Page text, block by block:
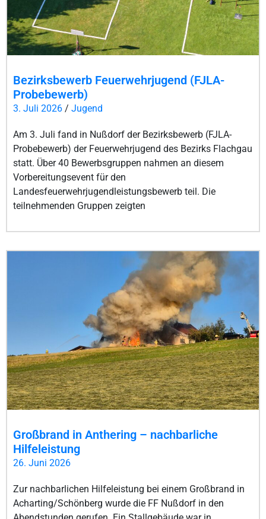
Bezirksbewerb Feuerwehrjugend (FJLA-
Probebewerb)
3. Juli 2026 / Jugend
Am 3. Juli fand in Nußdorf der Bezirksbewerb (FJLA-
Probebewerb) der Feuerwehrjugend des Bezirks Flachgau
statt. Über 40 Bewerbsgruppen nahmen an diesem
Vorbereitungsevent für den
Landesfeuerwehrjugendleistungsbewerb teil. Die
teilnehmenden Gruppen zeigten
Großbrand in Anthering – nachbarliche
Hilfeleistung
26. Juni 2026
Zur nachbarlichen Hilfeleistung bei einem Großbrand in
Acharting/Schönberg wurde die FF Nußdorf in den